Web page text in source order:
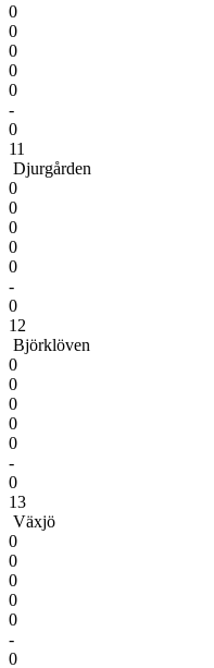
0
0
0
0
0
-
0
11
Djurgården
0
0
0
0
0
-
0
12
Björklöven
0
0
0
0
0
-
0
13
Växjö
0
0
0
0
0
-
0